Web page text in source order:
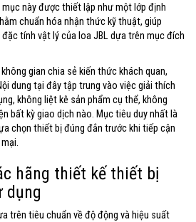
mục này được thiết lập như một lớp định
chuẩn hóa nhận thức kỹ thuật, giúp
tính vật lý của loa JBL dựa trên mục đích
gian chia sẻ kiến thức khách quan,
dung tại đây tập trung vào việc giải thích
không liệt kê sản phẩm cụ thể, không
bất kỳ giao dịch nào. Mục tiêu duy nhất là
chọn thiết bị đúng đắn trước khi tiếp cận
hãng thiết kế thiết bị
dụng
trên tiêu chuẩn về độ động và hiệu suất